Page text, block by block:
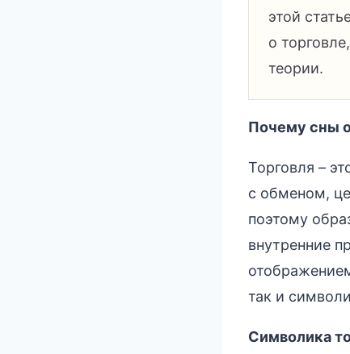
этой
о
теории.
Почему сны
Торговля –
с обменом,
поэтому
внутренние
так и
Символика